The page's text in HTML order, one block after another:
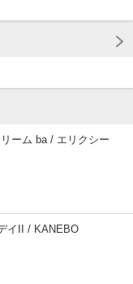
肌 / 30代 / イエベ
肌 / 30代 / ブルベ
肌 / 30代 / ブルベ
ーム ba / エリクシー
イII / KANEBO